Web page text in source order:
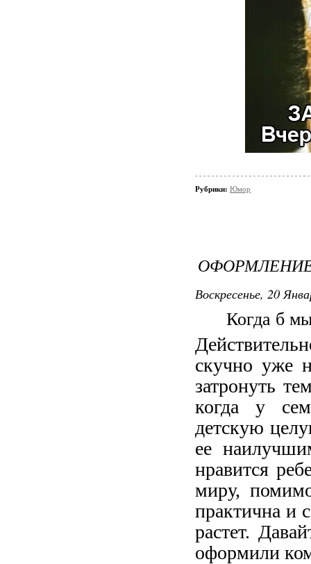
Рубрики: Юмор
Воскресенье, 20
Когда б
скучно уже
затронуть
когда у
детскую
ее
нравится
миру,
практична и
растет.
оформили